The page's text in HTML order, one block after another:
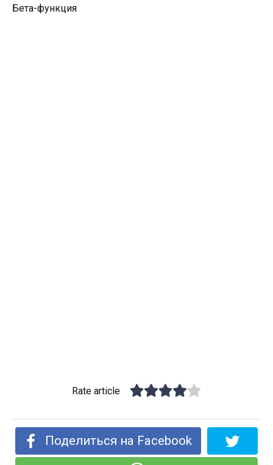
Бета-функция
Rate article
Поделиться на Facebook